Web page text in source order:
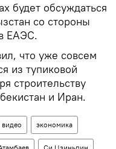
будет обсуждаться
со стороны
ЕАЭС.
что уже совсем
из тупиковой
строительству
и Иран.
видео экономика